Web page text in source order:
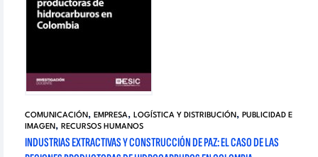
COMUNICACIÓN, EMPRESA, LOGÍSTICA Y DISTRIBUCIÓN, PUBLICIDAD E
IMAGEN, RECURSOS HUMANOS
INDUSTRIAS EXTRACTIVAS Y CONSTRUCCIÓN DE PAZ: EL CASO DE LAS